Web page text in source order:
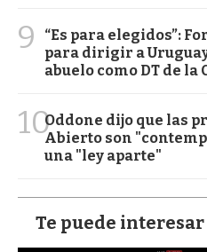
9
“Es para elegidos”:
para dirigir a
abuelo como DT de la
10Oddone dijo que las
Abierto son
una "ley aparte"
Te puede interesar